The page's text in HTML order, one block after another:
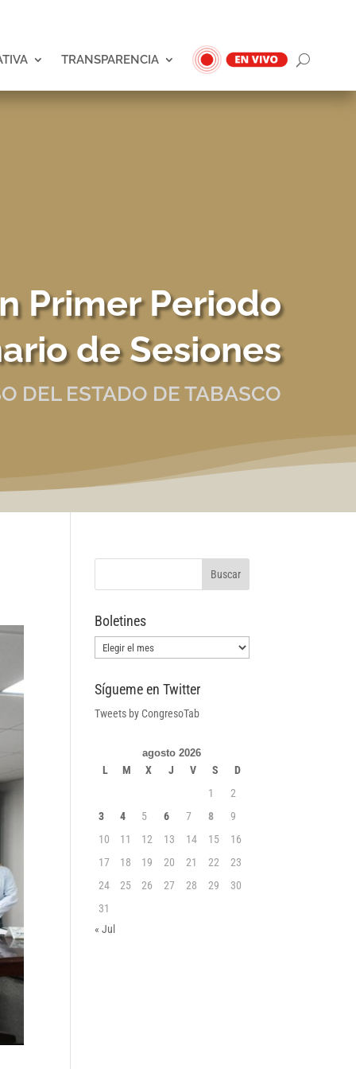
TRANSPARENCIA
Primer Periodo
de Sesiones
DEL ESTADO DE TABASCO
Boletines
Boletines
Sígueme en Twitter
Tweets by CongresoTab
agosto 2026
L M X J V S
D
1
2
3
4 5 6 7 8
9
10
11 12 13 14 15
16
17
18 19 20 21 22
23
24
25 26 27 28 29
30
31
« Jul